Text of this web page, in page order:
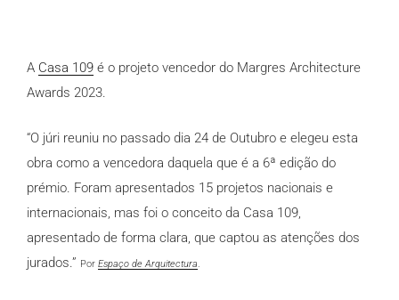
A Casa 109 é o projeto vencedor do Margres Architecture
Awards 2023.
“O júri reuniu no passado dia 24 de Outubro e elegeu esta
obra como a vencedora daquela que é a 6ª edição do
prémio. Foram apresentados 15 projetos nacionais e
internacionais, mas foi o conceito da Casa 109,
apresentado de forma clara, que captou as atenções dos
jurados.” Por Espaço de Arquitectura.